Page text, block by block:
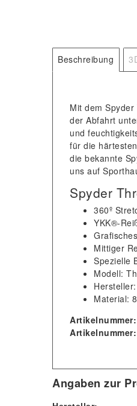
Beschreibung
Mit dem
der Abfahrt
und
für die
die bekannte
uns auf
Spyder
360º
YKK®-
Mittiger
Spezielle
Modell:
Material:
Artikelnummer:
Artikelnummer:
Angaben zur